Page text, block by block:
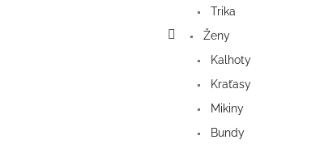
Trika
Ženy
Kalhoty
Kraťasy
Mikiny
Bundy